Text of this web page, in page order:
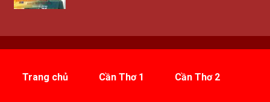
Trang chủ Cần Thơ 1 Cần Thơ 2